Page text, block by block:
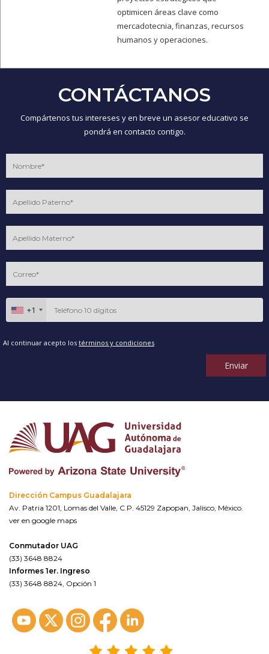
optimicen áreas clave como
mercadotecnia, finanzas, recursos
humanos y operaciones.
CONTÁCTANOS
Compártenos tus intereses y en breve un asesor educativo se
pondrá en contacto contigo.
+1
Al continuar acepto los términos y condiciones
Enviar
Dirección Campus Guadalajara
Av. Patria 1201, Lomas del Valle, C.P. 45129 Zapopan, Jalisco, México.
ver en google maps
Conmutador UAG
(33) 3648 8824
Informes 1er. Ingreso
(33) 3648 8824, Opción 1